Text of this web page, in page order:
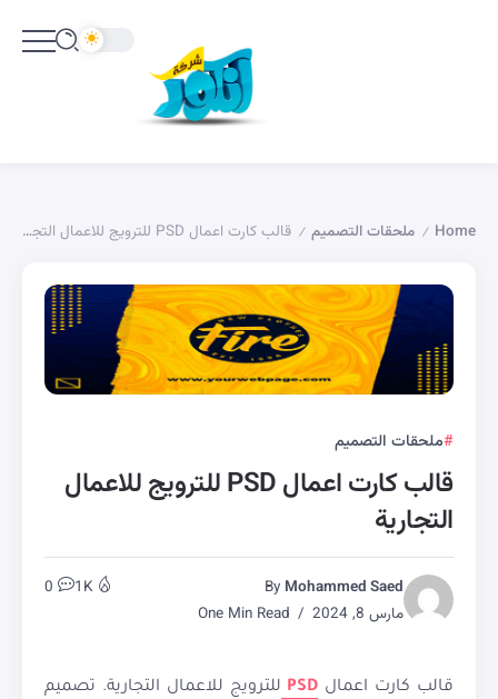
Home
/ ملحقات التصميم / قالب كارت اعمال PSD للترويج للاعمال التجارية
ملحقات التصميم
قالب كارت اعمال PSD للترويج للاعمال
التجارية
By Mohammed Saed
مارس 8, 2024
1K
0
قالب كارت اعمال PSD للترويج للاعمال التجارية. تصميم